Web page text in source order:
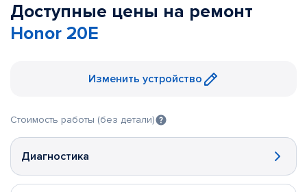
Доступные цены на ремонт
Honor 20E
Изменить устройство
Стоимость работы (без детали)
Диагностика